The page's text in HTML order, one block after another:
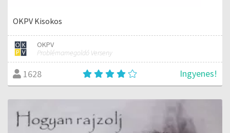
OKPV Kisokos
OKPV
Problémamegoldó Verseny
1628 Ingyenes!